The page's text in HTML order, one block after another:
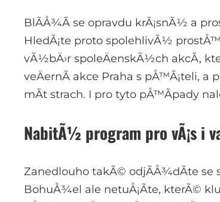
BlÃ­Å¾Ã­ se opravdu krÃ¡snÃ½ a
HledÃ¡te proto spolehlivÃ½
vÃ½bÄ›r spoleÄenskÃ½ch akcÃ­,
veÄernÃ­ akce Praha s pÅ™Ã¡teli, a
mÃ­t strach. I pro tyto pÅ™Ã­pady
NabitÃ½ program pro vÃ¡s i
Zanedlouho takÃ© odjÃ­Å¾dÃ­te se
BohuÅ¾el ale netuÅ¡Ã­te, kterÃ©